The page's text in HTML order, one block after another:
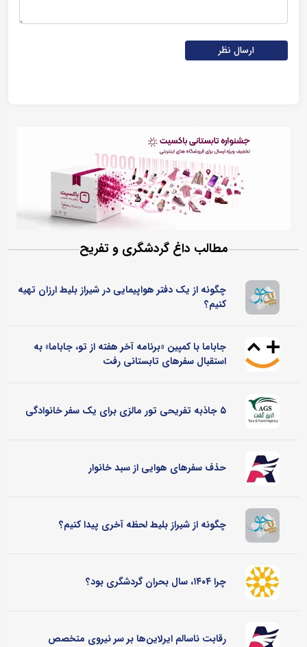
ارسال نظر
مطالب داغ گردشگری و تفریح
چگونه از یک دفتر هواپیمایی در شیراز بلیط ارزان تهیه
کنیم؟
جاباما با کمپین «برنامه آخر هفته از تو، جاباما» به
استقبال سفرهای تابستانی رفت
۵ جاذبه تفریحی تور مالزی برای یک سفر خانوادگی
حذف سفرهای هوایی از سبد خانوار
چگونه از شیراز بلیط لحظه آخری پیدا کنیم؟
چرا ۱۴۰۴، سال بحران گردشگری بود؟
رقابت ناسالم ایرلاین‌ها بر سر نیروی متخصص